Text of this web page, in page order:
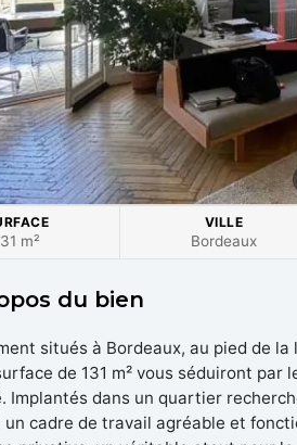
m²
VILLE
Bordeaux
du bien
situés à Bordeaux, au pied de
de 131 m² vous séduiront
Implantés dans un quartier
cadre de travail agréable et